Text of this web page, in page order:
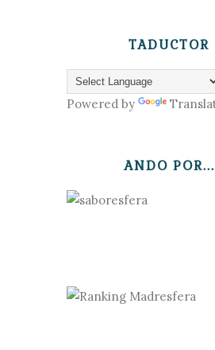
TADUCTOR
Powered by
ANDO POR...